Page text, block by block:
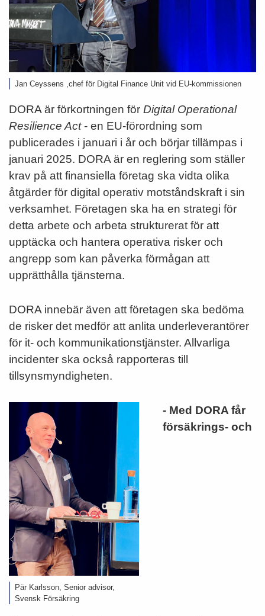
Jan Ceyssens ,chef för Digital Finance Unit vid EU-kommissionen
DORA är förkortningen för Digital Operational
Resilience Act- en EU-förordning som
publicerades i januari i år och börjar tillämpas i
januari 2025. DORA är en reglering som ställer
krav på att finansiella företag ska vidta olika
åtgärder för digital operativ motståndskraft i sin
verksamhet. Företagen ska ha en strategi för
detta arbete och arbeta strukturerat för att
upptäcka och hantera operativa risker och
angrepp som kan påverka förmågan att
upprätthålla tjänsterna.
DORA innebär även att företagen ska bedöma
de risker det medför att anlita underleverantörer
för it- och kommunikationstjänster. Allvarliga
incidenter ska också rapporteras till
tillsynsmyndigheten.
Pär Karlsson, Senior advisor,
Svensk Försäkring
- Med DORA får
försäkrings- och